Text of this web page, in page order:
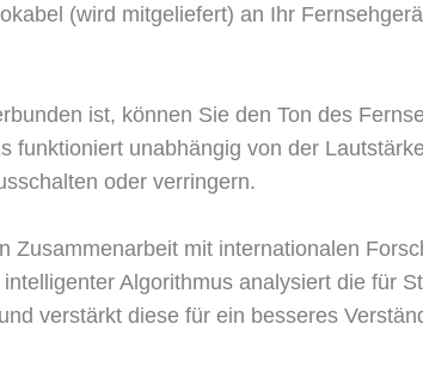
(wird mitgeliefert) an Ihr
ist, können Sie den Ton des
funktioniert unabhängig von der
oder verringern.
Zusammenarbeit mit internationalen
Algorithmus analysiert die für
verstärkt diese für ein besseres